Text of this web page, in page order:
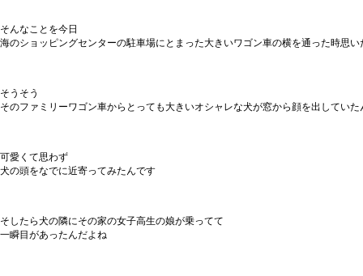
そんなことを今日
海のショッピングセンターの駐車場にとまった大きいワゴン車の横を通った時思い
そうそう
そのファミリーワゴン車からとっても大きいオシャレな犬が窓から顔を出していた
可愛くて思わず
犬の頭をなでに近寄ってみたんです
そしたら犬の隣にその家の女子高生の娘が乗ってて
一瞬目があったんだよね